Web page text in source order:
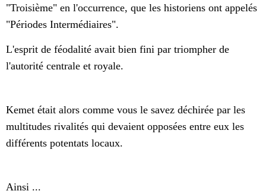
"Troisième" en l'occurrence, que les historiens ont appelés
"Périodes Intermédiaires".
L'esprit de féodalité avait bien fini par triompher de
l'autorité centrale et royale.
Kemet était alors comme vous le savez déchirée par les
multitudes rivalités qui devaient opposées entre eux les
différents potentats locaux.
Ainsi ...